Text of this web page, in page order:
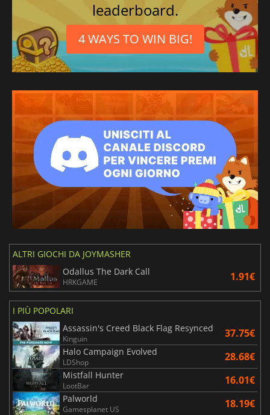
leaderboard.
4 WAYS TO WIN BIG!
ALTRI GIOCHI DA JOYMASHER
Odallus The Dark Call
HRKGAME 1.91€
I PIÙ POPOLARI
Assassin's Creed Black Flag Resynced
Kinguin 37.75€
Halo Campaign Evolved
LDShop 28.68€
Mistfall Hunter
LootBar 16.01€
Palworld
Gamesplanet US 18.19€